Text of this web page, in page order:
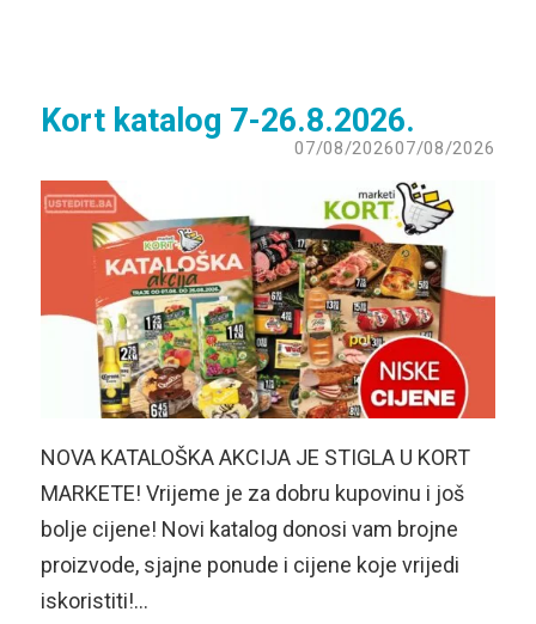
Kort katalog 7-26.8.2026.
07/08/202607/08/2026
NOVA KATALOŠKA AKCIJA JE STIGLA U KORT
MARKETE! Vrijeme je za dobru kupovinu i još
bolje cijene! Novi katalog donosi vam brojne
proizvode, sjajne ponude i cijene koje vrijedi
iskoristiti!…